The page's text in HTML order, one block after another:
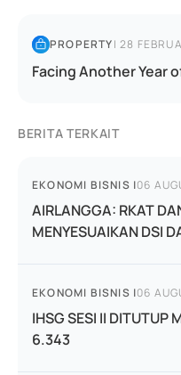
PROPERTY|28
Facing Another Year
BERITA TERKAIT
EKONOMI BISNIS |06
AIRLANGGA: RKAT
MENYESUAIKAN DSI
EKONOMI BISNIS |06
IHSG SESI II DITUTUP
6.343